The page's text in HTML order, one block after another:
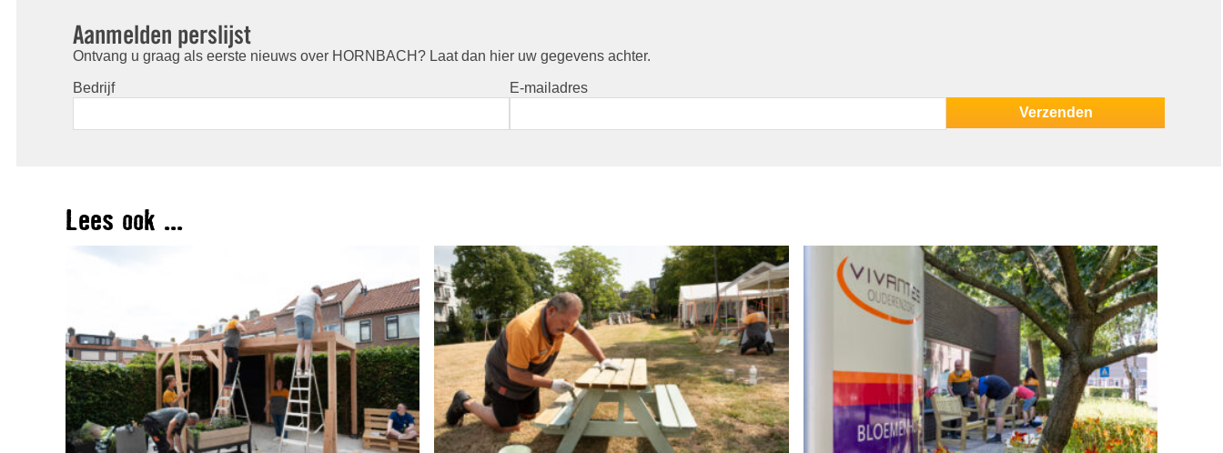
Aanmelden perslijst
Ontvang u graag als eerste nieuws over HORNBACH? Laat dan hier uw gegevens achter.
Bedrijf E-mailadres
Lees ook ...